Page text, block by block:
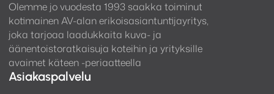
moderniin pihasuunnitteluun kuin teknisiin
projektikohteisiin.
Olemme jo vuodesta 1993 saakka toiminut
kotimainen AV-alan erikoisasiantuntijayritys,
joka tarjoaa laadukkaita kuva- ja
äänentoistoratkaisuja koteihin ja yrityksille
avaimet käteen -periaatteella
Asiakaspalvelu